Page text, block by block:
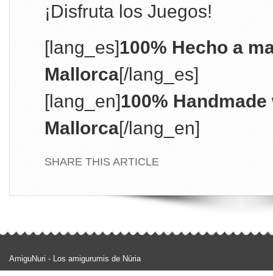
¡Disfruta los Juegos!
[lang_es]100% Hecho a
Mallorca[/lang_es]
[lang_en]100%
Mallorca[/lang_en]
SHARE THIS ARTICLE
AmiguNuri - Los amigurumis de Núria